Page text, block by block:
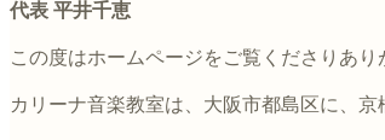
代表 平井千恵
この度はホームページをご覧くださりあり
カリーナ音楽教室は、大阪市都島区に、